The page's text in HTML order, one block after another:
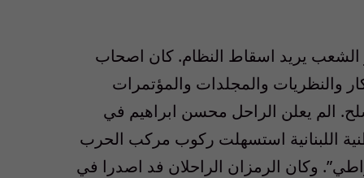
الشعب يريد اسقاط النظام. كان اصحاب
والنظريات والمجلدات والمؤتمرات
الم يعلن الراحل محسن ابراهيم في
اللبنانية استسهلت ركوب مركب الحرب
وكان الرمزان الراحلان فد اصدرا في